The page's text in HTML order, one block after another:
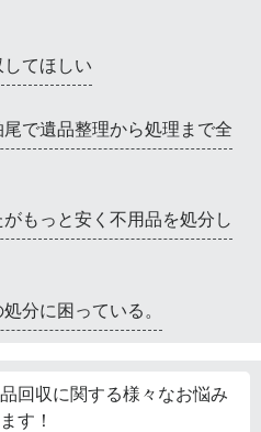
てほしい
で遺品整理から処理まで全
もっと安く不用品を処分し
分に困っている。
回収に関する様々なお悩み
す！